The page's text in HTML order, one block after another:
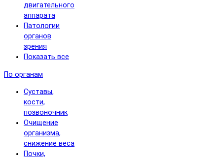
двигательного
аппарата
Патологии
органов
зрения
Показать все
По органам
Суставы,
кости,
позвоночник
Очищение
организма,
снижение веса
Почки,